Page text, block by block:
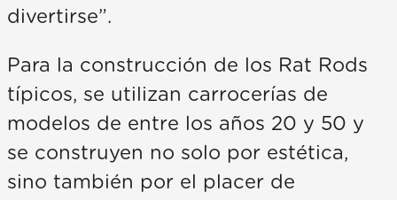
divertirse”.
Para la construcción de los Rat Rods
típicos, se utilizan carrocerías de
modelos de entre los años 20 y 50 y
se construyen no solo por estética,
sino también por el placer de